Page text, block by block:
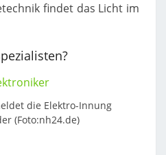
findet das Licht im
die Elektro-Innung
(Foto:nh24.de)